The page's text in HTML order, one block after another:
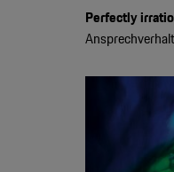
Perfectly